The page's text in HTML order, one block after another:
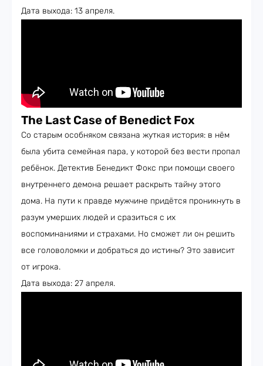
Дата выхода: 13 апреля.
The Last Case of Benedict Fox
Со старым особняком связана жуткая история: в нём
была убита семейная пара, у которой без вести пропал
ребёнок. Детектив Бенедикт Фокс при помощи своего
внутреннего демона решает раскрыть тайну этого
дома. На пути к правде мужчине придётся проникнуть в
разум умерших людей и сразиться с их
воспоминаниями и страхами. Но сможет ли он решить
все головоломки и добраться до истины? Это зависит
от игрока.
Дата выхода: 27 апреля.